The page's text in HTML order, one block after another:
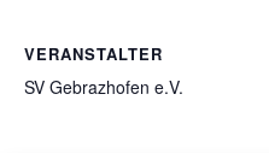
VERANSTALTER
SV Gebrazhofen e.V.